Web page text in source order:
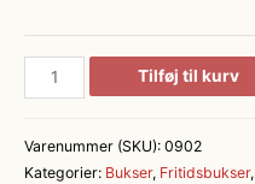
Hybrid
stretch
Tilføj til kurv
Varenummer (SKU): 0902
Kategorier: Bukser, Fritidsbukser,